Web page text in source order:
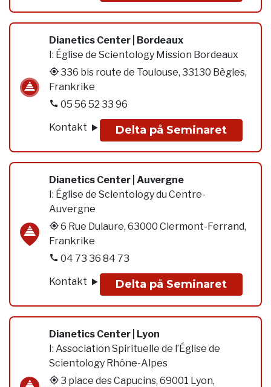
Dianetics Center | Bordeaux
I: Église de Scientology Mission Bordeaux
336 bis route de Toulouse, 33130 Bègles,
Frankrike
05 56 52 33 96
Kontakt
Delta på Seminaret
Dianetics Center | Auvergne
I: Église de Scientology du Centre-
Auvergne
6 Rue Dulaure, 63000 Clermont-Ferrand,
Frankrike
04 73 36 84 73
Kontakt
Delta på Seminaret
Dianetics Center | Lyon
I: Association Spirituelle de l’Église de
Scientology Rhône-Alpes
3 place des Capucins, 69001 Lyon,